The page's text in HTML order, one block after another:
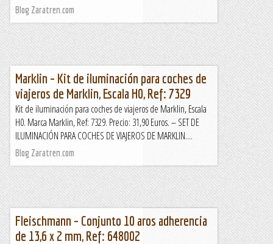
Blog Zaratren.com
Marklin – Kit de iluminación para coches de
viajeros de Marklin, Escala H0, Ref: 7329
Kit de iluminación para coches de viajeros de Marklin, Escala
H0. Marca Marklin, Ref: 7329. Precio: 31,90 Euros. – SET DE
ILUMINACIÓN PARA COCHES DE VIAJEROS DE MARKLIN....
Blog Zaratren.com
Fleischmann – Conjunto 10 aros adherencia
de 13,6 x 2 mm, Ref: 648002